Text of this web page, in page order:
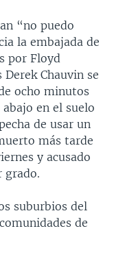
“no puedo
la embajada de
por Floyd
Chauvin se
ocho minutos
en el suelo
de usar un
más tarde
y acusado
grado.
suburbios del
de